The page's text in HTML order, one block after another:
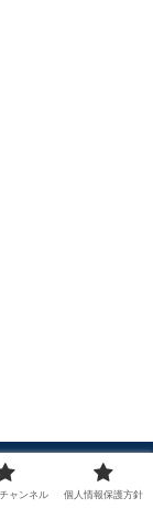
ャンネル 個人情報保護方針